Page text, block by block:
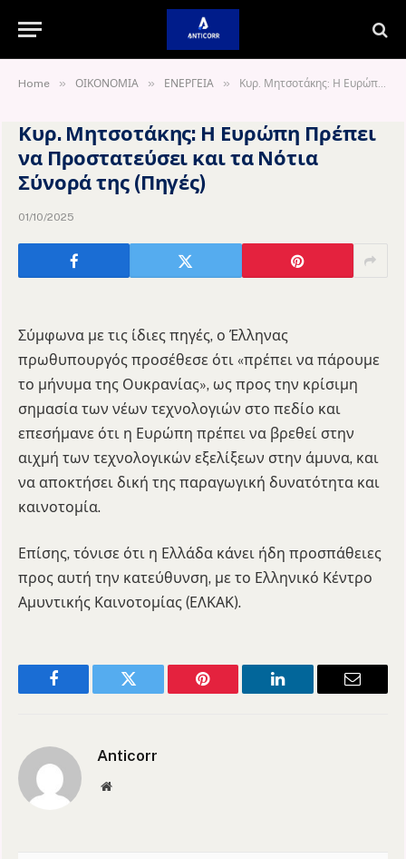
Home » ΟΙΚΟΝΟΜΙΑ » ΕΝΕΡΓΕΙΑ » Κυρ. Μητσοτάκης: Η Ευρώπη Πρέπει να Προστατεύσει και τα Νότια Σύνορά της (Πηγές)
Κυρ. Μητσοτάκης: Η Ευρώπη Πρέπει
να Προστατεύσει και τα Νότια
Σύνορά της (Πηγές)
01/10/2025
Σύμφωνα με τις ίδιες πηγές, ο Έλληνας
πρωθυπουργός προσέθεσε ότι «πρέπει να πάρουμε
το μήνυμα της Ουκρανίας», ως προς την κρίσιμη
σημασία των νέων τεχνολογιών στο πεδίο και
επεσήμανε ότι η Ευρώπη πρέπει να βρεθεί στην
αιχμή των τεχνολογικών εξελίξεων στην άμυνα, και
να αποκτήσει δική της παραγωγική δυνατότητα και
καινοτομία.
Επίσης, τόνισε ότι η Ελλάδα κάνει ήδη προσπάθειες
προς αυτή την κατεύθυνση, με το Ελληνικό Κέντρο
Αμυντικής Καινοτομίας (ΕΛΚΑΚ).
Facebook Twitter Pinterest LinkedIn Email
Anticorr
Website